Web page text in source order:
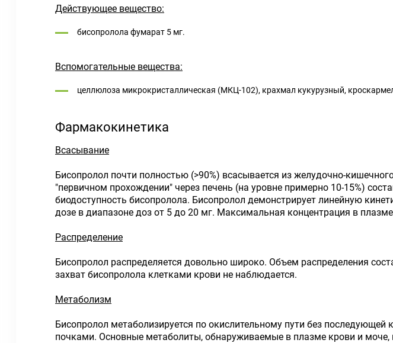
Действующее вещество:
бисопролола фумарат 5 мг.
Вспомогательные вещества:
целлюлоза микрокристаллическая (МКЦ-102), крахмал кукурузный,
Фармакокинетика
Всасывание
Бисопролол почти полностью (>90%) всасывается из желудочно-
"первичном прохождении" через печень (на уровне примерно 10-15%)
биодоступность бисопролола. Бисопролол демонстрирует линейную
дозе в диапазоне доз от 5 до 20 мг. Максимальная концентрация в плазме
Распределение
Бисопролол распределяется довольно широко. Объем распределения
захват бисопролола клетками крови не наблюдается.
Метаболизм
Бисопролол метаболизируется по окислительному пути без
почками. Основные метаболиты, обнаруживаемые в плазме крови и